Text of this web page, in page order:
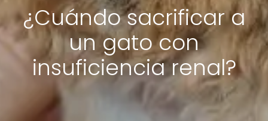
¿Cuándo sacrificar a
un gato con
insuficiencia renal?